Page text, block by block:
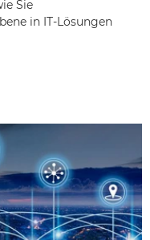
Sie
in IT-Lösungen